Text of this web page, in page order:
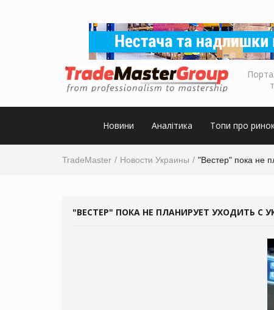
Новини Аналітика Топи про
TradeMaster Новости Украины "Вестер" пока не
"ВЕСТЕР" ПОКА НЕ ПЛАНИРУЕТ УХОДИТЬ С